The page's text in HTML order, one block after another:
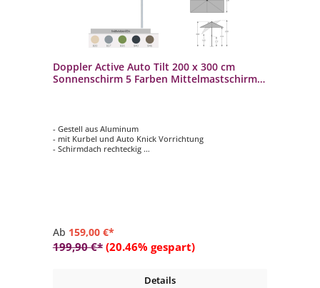
Doppler Active Auto Tilt 200 x 300 cm
Sonnenschirm 5 Farben Mittelmastschirm
- Gestell aus Aluminum
- mit Kurbel und Auto Knick Vorrichtung
- Schirmdach rechteckig
Ab 159,00 €*
199,90 €* (20.46% gespart)
Details